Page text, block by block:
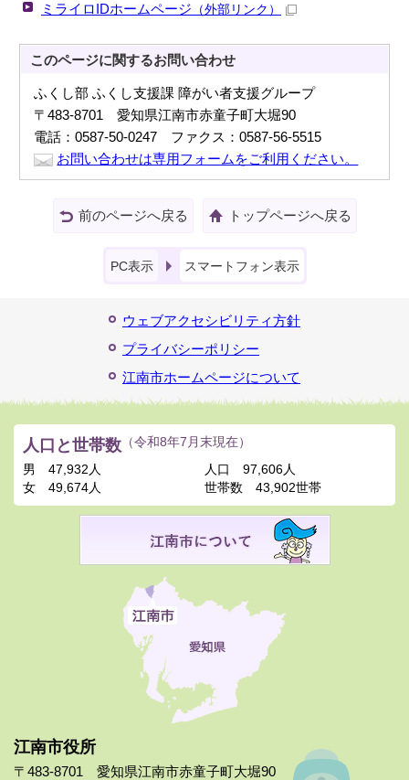
ミライロIDホームページ （外部リンク）
このページに関するお問い合わせ
ふくし部 ふくし支援課 障がい者支援グループ
〒483-8701 愛知県江南市赤童子町大堀90
電話：0587-50-0247 ファクス：0587-56-5515
お問い合わせは専用フォームをご利用ください。
前のページへ戻る トップページへ戻る
PC表示 スマートフォン表示
ウェブアクセシビリティ方針
プライバシーポリシー
江南市ホームページについて
江南市役所
〒483-8701 愛知県江南市赤童子町大堀90
人口と世帯数 （令和8年7月末現在）
男
47,932人
女
49,674人
人口
97,606人
世帯数
43,902世帯